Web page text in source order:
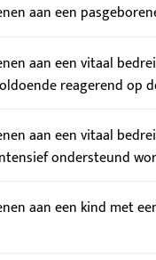
aan een
aan een vitaal
reagerend op
aan een vitaal
ondersteund
aan een kind met